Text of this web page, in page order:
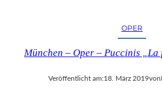
OPER
München – Oper – Puccinis
Veröffentlicht am:18. März 2019von